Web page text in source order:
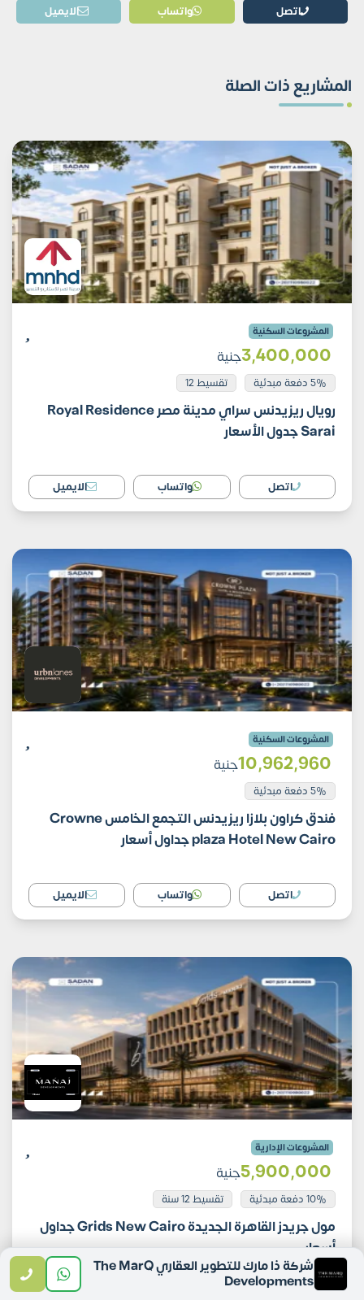
اتصل واتساب الايميل
المشاريع ذات الصلة
المشروعات السكنية
3٬400٬000جنية
5% دفعة مبدئية تقسيط 12
رويال ريزيدنس سراي مدينة مصر Royal Residence
Sarai جدول الأسعار
اتصل واتساب الايميل
المشروعات السكنية
10٬962٬960جنية
5% دفعة مبدئية
فندق كراون بلازا ريزيدنس التجمع الخامس Crowne
plaza Hotel New Cairo جداول أسعار
اتصل واتساب الايميل
المشروعات الإدارية
5٬900٬000جنية
10% دفعة مبدئية تقسيط 12 سنة
مول جريدز القاهرة الجديدة Grids New Cairo جداول
أسعار
شركة ذا مارك للتطوير العقاري The MarQ
Developments